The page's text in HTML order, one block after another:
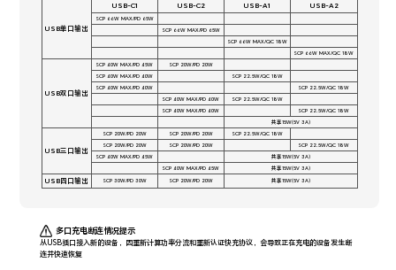
USB单口输出
USB-C1 USB-C2 USB-A1 USB-A2
SCP 66W MAX/PD 65W
SCP 66W MAX/PD 65W
SCP 66W MAX/QC 18W
SCP 66W MAX/QC 18W
USB双口输出
SCP 40W MAX/PD 45W SCP 20W/PD 20W
SCP 40W MAX/PD 40W SCP 22.5W/QC 18W
SCP 40W MAX/PD 40W SCP 22.5W/QC 18W
SCP 40W MAX/PD 40W SCP 22.5W/QC 18W
SCP 40W MAX/PD 40W SCP 22.5W/QC 18W
共享15W(5V 3A)
USB三口输出
SCP 20W/PD 20W SCP 20W/PD 20W SCP 22.5W/QC 18W
SCP 20W/PD 20W SCP 20W/PD 20W SCP 22.5W/QC 18W
SCP 40W MAX/PD 45W 共享15W(5V 3A)
SCP 40W MAX/PD 45W 共享15W(5V 3A)
USB四口输出 SCP 30W/PD 30W SCP 20W/PD 20W 共享15W(5V 3A)
多口充电断连情况提示
从USB插口接入新的设备，因重新计算功率分流和重新认证快充协议，会导致正在充电的设备发生断
连并快速恢复